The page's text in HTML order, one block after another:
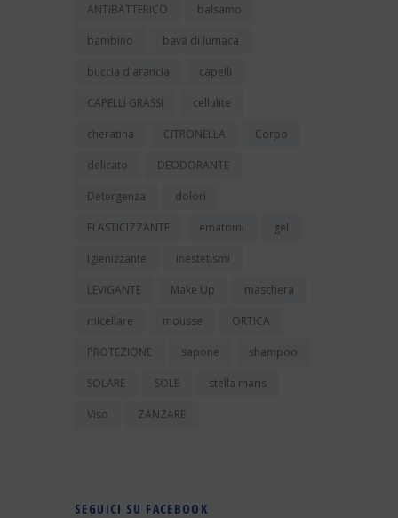
ANTIBATTERICO balsamo
bambino bava di lumaca
buccia d'arancia capelli
CAPELLI GRASSI cellulite
cheratina CITRONELLA Corpo
delicato DEODORANTE
Detergenza dolori
ELASTICIZZANTE ematomi gel
Igienizzante inestetismi
LEVIGANTE Make Up maschera
micellare mousse ORTICA
PROTEZIONE sapone shampoo
SOLARE SOLE stella maris
Viso ZANZARE
SEGUICI SU FACEBOOK